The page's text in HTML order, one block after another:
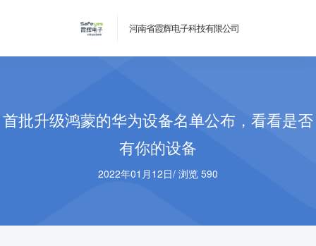
河南省霞辉电子科技有限公司
首批升级鸿蒙的华为设备名单公布，看看是否
有你的设备
2022年01月12日/ 浏览 590